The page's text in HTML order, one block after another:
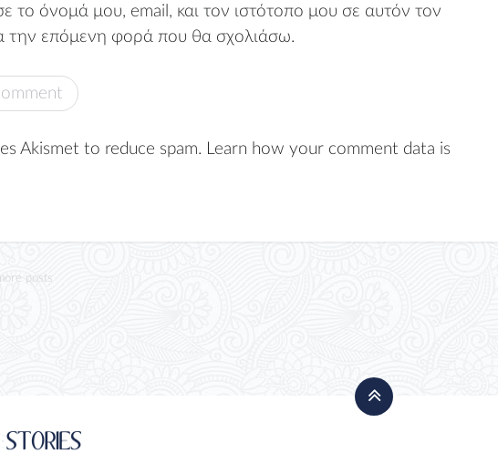
το όνομά μου, email, και τον ιστότοπο μου σε αυτόν τον
την επόμενη φορά που θα σχολιάσω.
Akismet to reduce spam. Learn how your comment data is
posts